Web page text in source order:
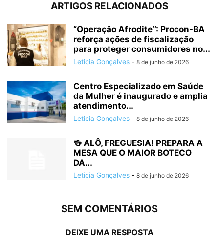
ARTIGOS RELACIONADOS
“Operação Afrodite’’: Procon-BA
reforça ações de fiscalização
para proteger consumidores no...
Leticia Gonçalves - 8 de junho de 2026
Centro Especializado em Saúde
da Mulher é inaugurado e amplia
atendimento...
Leticia Gonçalves - 8 de junho de 2026
🍻 ALÔ, FREGUESIA! PREPARA A
MESA QUE O MAIOR BOTECO
DA...
Leticia Gonçalves - 8 de junho de 2026
SEM COMENTÁRIOS
DEIXE UMA RESPOSTA